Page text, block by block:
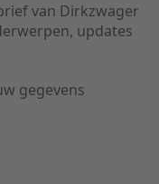
van Dirkzwager
updates
gegevens